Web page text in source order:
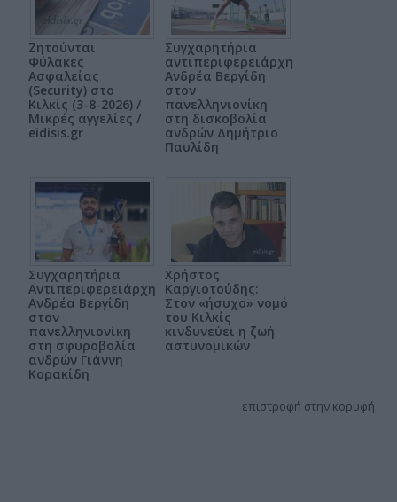
Ζητούνται
Φύλακες
Ασφαλείας
(Security) στο
Κιλκίς (3-8-2026) /
Μικρές αγγελίες /
eidisis.gr
Συγχαρητήρια
αντιπεριφερειάρχη
Ανδρέα Βεργίδη
στον
πανελληνιονίκη
στη δισκοβολία
ανδρών Δημήτριο
Παυλίδη
Συγχαρητήρια
Αντιπεριφερειάρχη
Ανδρέα Βεργίδη
στον
πανελληνιονίκη
στη σφυροβολία
ανδρών Γιάννη
Κορακίδη
Χρήστος
Καργιοτούδης:
Στον «ήσυχο» νομό
του Κιλκίς
κινδυνεύει η ζωή
αστυνομικών
επιστροφή στην κορυφή